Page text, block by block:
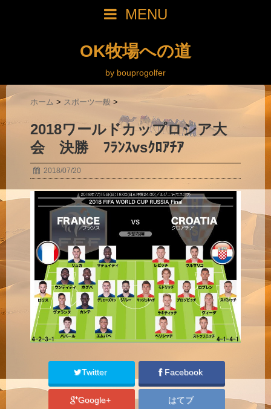
MENU
OK牧場への道
by bouprogolfer
ホーム > スポーツ一般 >
2018ワールドカップロシア大
会 決勝 ﾌﾗﾝｽvsｸﾛｱﾁｱ
2018/07/20
Twitter Facebook
Google+ はてブ